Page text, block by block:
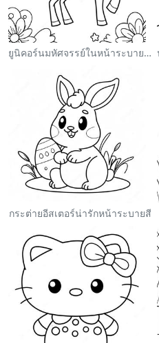
ยูนิคอร์นมหัศจรรย์ในหน้าระบายสีสายรุ้ง
กระต่ายอีสเตอร์น่ารักหน้าระบายสี